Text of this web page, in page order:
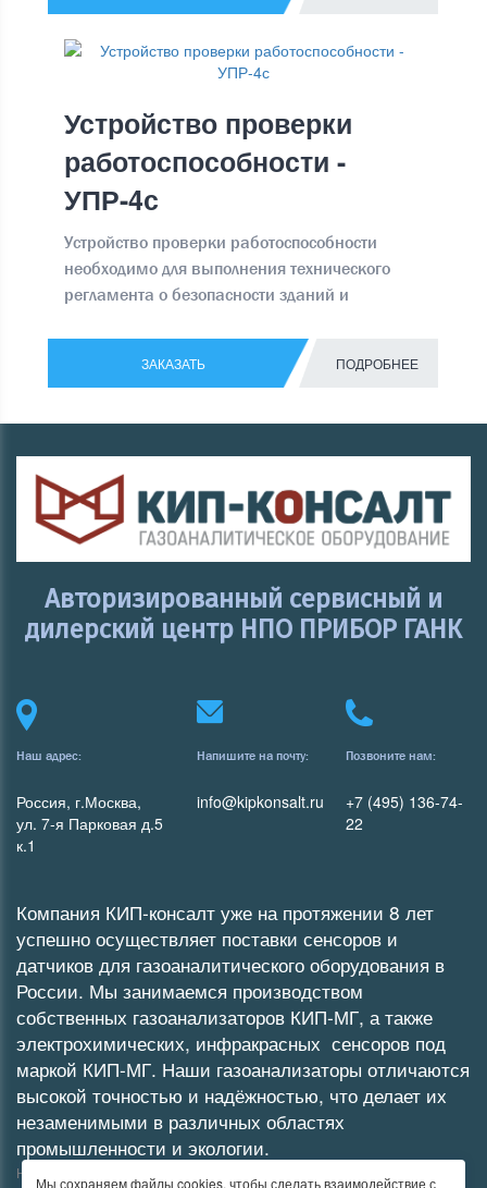
Устройство проверки
работоспособности -
УПР-4с
Устройство проверки работоспособности
необходимо для выполнения технического
регламента о безопасности зданий и
ЗАКАЗАТЬ ПОДРОБНЕЕ
Авторизированный сервисный и
дилерский центр НПО ПРИБОР ГАНК
Компания КИП-консалт уже на протяжении 8 лет
успешно осуществляет поставки сенсоров и
датчиков для газоаналитического оборудования в
России. Мы занимаемся производством
собственных газоанализаторов КИП-МГ, а также
электрохимических, инфракрасных сенсоров под
маркой КИП-МГ. Наши газоанализаторы отличаются
высокой точностью и надёжностью, что делает их
незаменимыми в различных областях
промышленности и экологии.
Не является публичной офертой
Наш адрес:
Россия, г.Москва,
ул. 7-я Парковая д.5
к.1
Напишите на почту:
info@kipkonsalt.ru
Позвоните нам:
+7 (495) 136-74-
22
Мы сохраняем файлы cookies, чтобы сделать взаимодействие с